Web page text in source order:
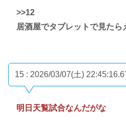
>>12
居酒屋でタブレットで見たら
15 : 2026/03/07(土)
明日天覧試合なんだがな